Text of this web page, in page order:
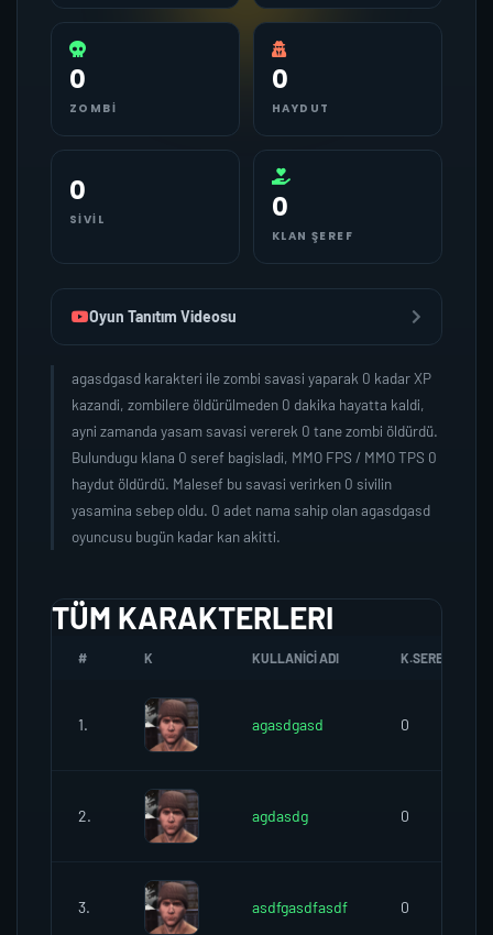
0
ZOMBI
0
HAYDUT
0
SIVIL 0
KLAN ŞEREF
Oyun Tanıtım Videosu
agasdgasd karakteri ile zombi savasi yaparak 0 kadar XP
kazandi, zombilere öldürülmeden 0 dakika hayatta kaldi,
ayni zamanda yasam savasi vererek 0 tane zombi öldürdü.
Bulundugu klana 0 seref bagisladi, MMO FPS / MMO TPS 0
haydut öldürdü. Malesef bu savasi verirken 0 sivilin
yasamina sebep oldu. 0 adet nama sahip olan agasdgasd
oyuncusu bugün kadar kan akitti.
TÜM KARAKTERLERI
# K KULLANICI ADI K.SEREFI
1. agasdgasd 0
2. agdasdg 0
3. asdfgasdfasdf 0